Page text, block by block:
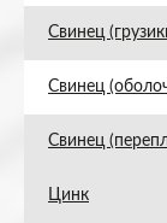
Свинец
Свинец
Свинец
Цинк